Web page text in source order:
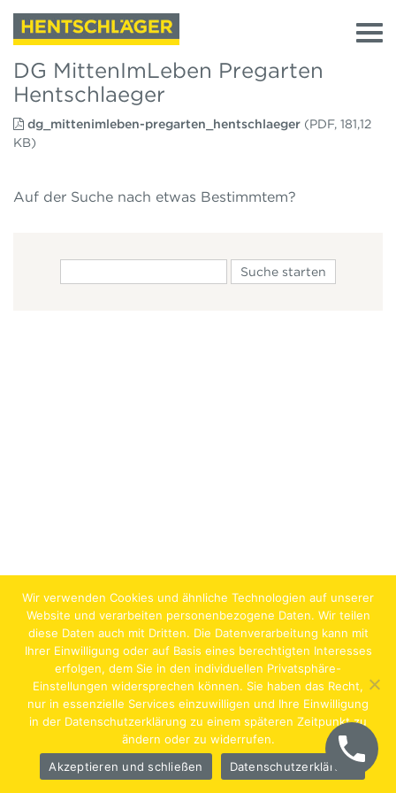
DG MittenImLeben Pregarten
Hentschlaeger
dg_mittenimleben-pregarten_hentschlaeger (PDF, 181,12
KB)
Auf der Suche nach etwas Bestimmtem?
Jobs Lehrstellen Impressum AGB Datenschutz
Hentschläger Bau GmbH – A-4222 Langenstein,
Wir verwenden Cookies und ähnliche Technologien auf unserer
Website und verarbeiten personenbezogene Daten. Wir teilen
diese Daten auch mit Dritten. Die Datenverarbeitung kann mit
Ihrer Einwilligung oder auf Basis eines berechtigten Interesses
erfolgen, dem Sie in den individuellen Privatsphäre-
Einstellungen widersprechen können. Sie haben das Recht,
nur in essenzielle Services einzuwilligen und Ihre Einwilligung
in der Datenschutzerklärung zu einem späteren Zeitpunkt zu
ändern oder zu widerrufen.
Akzeptieren und schließen
Datenschutzerklärung